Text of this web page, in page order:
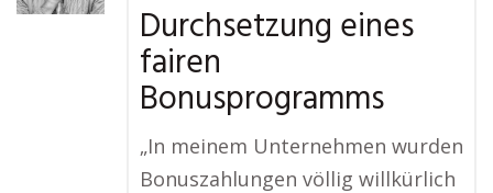
Durchsetzung eines
fairen
Bonusprogramms
„In meinem Unternehmen wurden
Bonuszahlungen völlig willkürlich